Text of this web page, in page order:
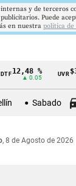
%
▲ 0.05
UVR
▲
Sabado
, 8 de Agosto de 2026
y de terceros
Puede
en nuestra politica de